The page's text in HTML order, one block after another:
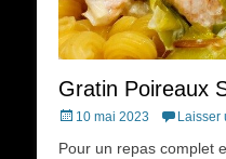
Gratin Poireaux
Posted
10 mai 2023 Laisser
Pour un repas complet